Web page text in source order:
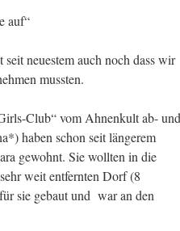
auf“
neuestem auch noch dass wir
mussten.
Club“ vom Ahnenkult ab- und
haben schon seit längerem
gewohnt. Sie wollten in die
weit entfernten Dorf (8
sie gebaut und war an den